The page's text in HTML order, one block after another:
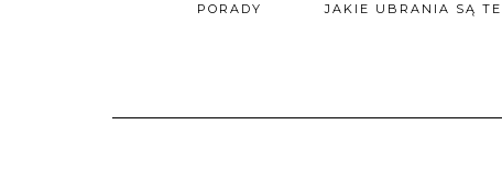
PORADY JAKIE UBRANIA SĄ